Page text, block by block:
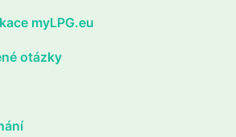
myLPG.eu
otázky